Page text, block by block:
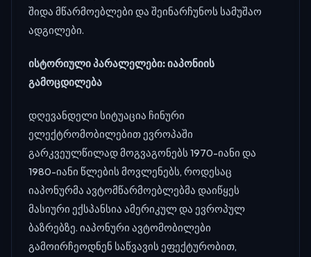
შიდა მწარმოებლები და შეინარჩუნოს სამუშაო
ადგილები.
ისტორიული პარალელები: იაპონიის
გამოცდილება
დღევანდელი სიტუაცია ჩინური
ელექტრომობილებით ევროპაში
გარკვეულწილად მოგვაგონებს 1970-იანი და
1980-იანი წლების მოვლენებს, როდესაც
იაპონურმა ავტომწარმოებლებმა დაიწყეს
მასიური ექსპანსია ამერიკულ და ევროპულ
ბაზრებზე. იაპონური ავტომობილები
გამოირჩეოდნენ საწვავის ეფექტურობით,